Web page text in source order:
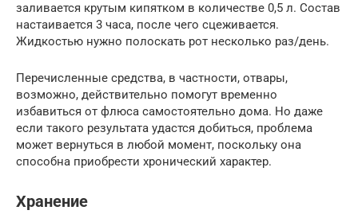
заливается крутым кипятком в количестве 0,5 л. Состав
настаивается 3 часа, после чего сцеживается.
Жидкостью нужно полоскать рот несколько раз/день.
Перечисленные средства, в частности, отвары,
возможно, действительно помогут временно
избавиться от флюса самостоятельно дома. Но даже
если такого результата удастся добиться, проблема
может вернуться в любой момент, поскольку она
способна приобрести хронический характер.
Хранение